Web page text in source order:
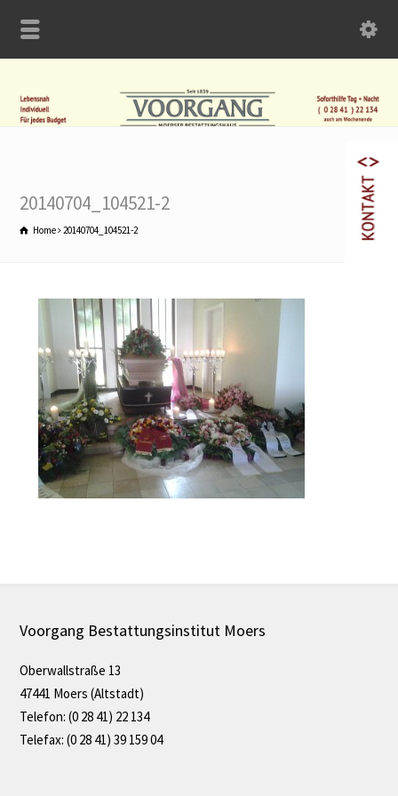
20140704_104521-2
Home 20140704_104521-2
Voorgang Bestattungsinstitut Moers
Oberwallstraße 13
47441 Moers (Altstadt)
Telefon: (0 28 41) 22 134
Telefax: (0 28 41) 39 159 04